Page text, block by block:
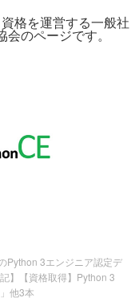
格を運営する一般社
会のページです。
Python 3エンジニア認定デ
】【資格取得】Python 3
他3本